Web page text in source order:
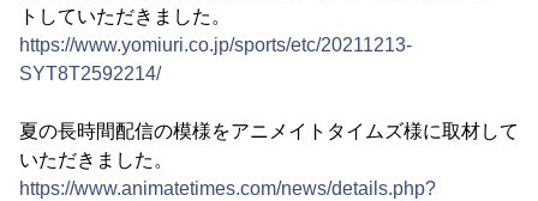
トしていただきました。
https://www.yomiuri.co.jp/sports/etc/20211213-
SYT8T2592214/
夏の長時間配信の模様をアニメイトタイムズ様に取材して
いただきました。
https://www.animatetimes.com/news/details.php?